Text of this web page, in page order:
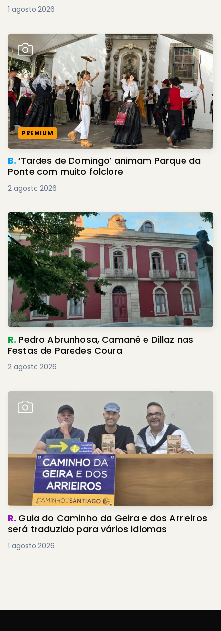
1 agosto 2026
PREMIUM
B.‘Tardes de Domingo’ animam Parque da
Ponte com muito folclore
2 agosto 2026
R. Pedro Abrunhosa, Camané e Dillaz nas
Festas de Paredes Coura
2 agosto 2026
R. Guia do Caminho da Geira e dos Arrieiros
será traduzido para vários idiomas
1 agosto 2026